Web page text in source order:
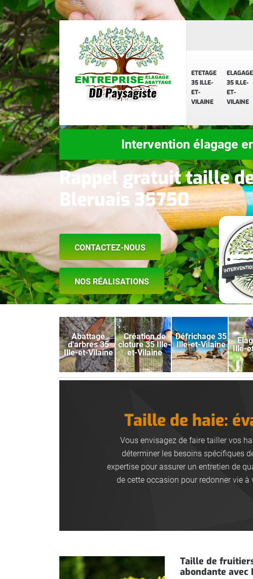
ETETAGE
35 ILLE-
ET-
VILAINE
ELAGAGE
35 ILLE-
ET-
VILAINE
Intervention élagage
Rappel gratuit taille
Bleruais 35750
CONTACTEZ-NOUS
NOS RÉALISATIONS
Abattage
d'arbres 35
Ille-et-Vilaine
Création de
cloture 35 Ille-
et-Vilaine
Défrichage 35
Ille-et-Vilaine
Ille-
Taille de haie:
Vous envisagez de faire tailler vos
déterminer les besoins spécifiques
expertise pour assurer un entretien de
de cette occasion pour redonner vie
Taille de
abondante avec